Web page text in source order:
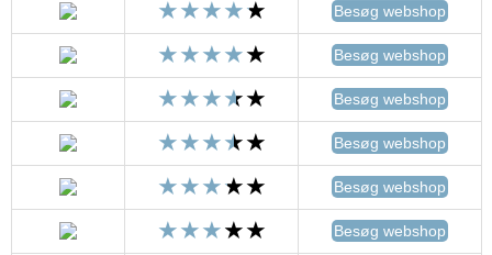
Besøg webshop
Besøg webshop
Besøg webshop
Besøg webshop
Besøg webshop
Besøg webshop